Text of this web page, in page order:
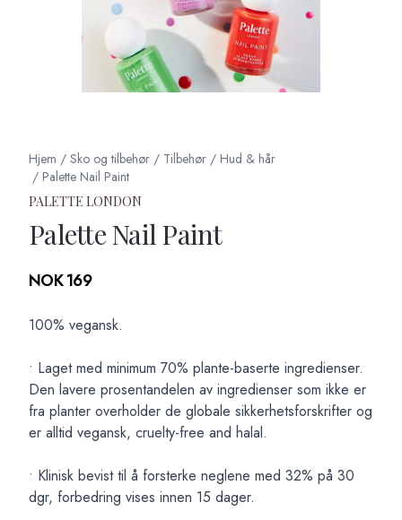
Hjem / Sko og tilbehør / Tilbehør / Hud & hår
/ Palette Nail Paint
PALETTE LONDON
Palette Nail Paint
Produktdetaljer
NOK 169
Description
100% vegansk.
• Laget med minimum 70% plante-baserte ingredienser.
Den lavere prosentandelen av ingredienser som ikke er
fra planter overholder de globale sikkerhetsforskrifter og
er alltid vegansk, cruelty-free and halal.
• Klinisk bevist til å forsterke neglene med 32% på 30
dgr, forbedring vises innen 15 dager.